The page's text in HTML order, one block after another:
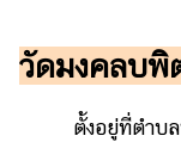
วัดมงคลบพิ
ตั้งอยู่ที่ตำบลปร